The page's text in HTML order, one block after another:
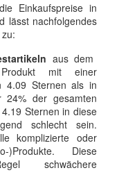
Einkaufspreise in
lässt nachfolgendes
zu:
aus dem
mit einer
4.09 Sternen als in
24% der gesamten
Sternen in diese
schlecht sein.
komplizierte oder
)Produkte. Diese
schwächere